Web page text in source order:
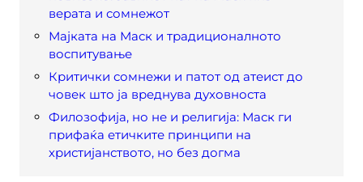
верата и сомнежот
Мајката на Маск и традиционалното
воспитување
Критички сомнежи и патот од атеист до
човек што ја вреднува духовноста
Филозофија, но не и религија: Маск ги
прифаќа етичките принципи на
христијанството, но без догма